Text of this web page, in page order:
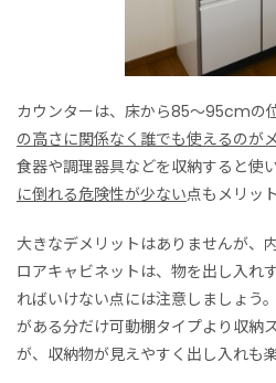
カウンターは、床から85〜95cmの
の高さに関係なく誰でも使えるのが
食器や調理器具などを収納すると使
に倒れる危険性が少ない点もメリッ
大きなデメリットはありませんが、
ロアキャビネットは、物を出し入れ
ればいけない点には注意しましょう
がある分だけ可動棚タイプより収納
が、収納物が見えやすく出し入れも楽